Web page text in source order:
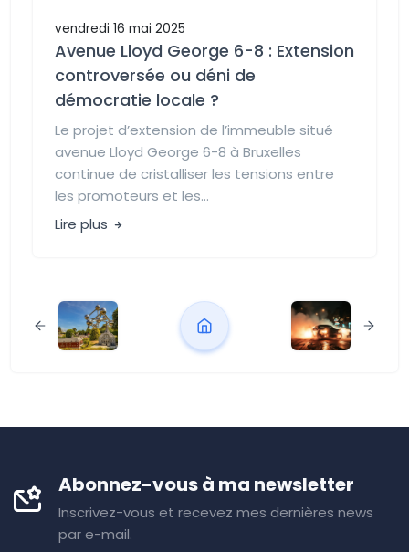
vendredi 16 mai 2025
Avenue Lloyd George 6-8 : Extension
controversée ou déni de
démocratie locale ?
Le projet d’extension de l’immeuble situé
avenue Lloyd George 6-8 à Bruxelles
continue de cristalliser les tensions entre
les promoteurs et les...
Lire plus
Abonnez-vous à ma newsletter
Inscrivez-vous et recevez mes dernières news
par e-mail.